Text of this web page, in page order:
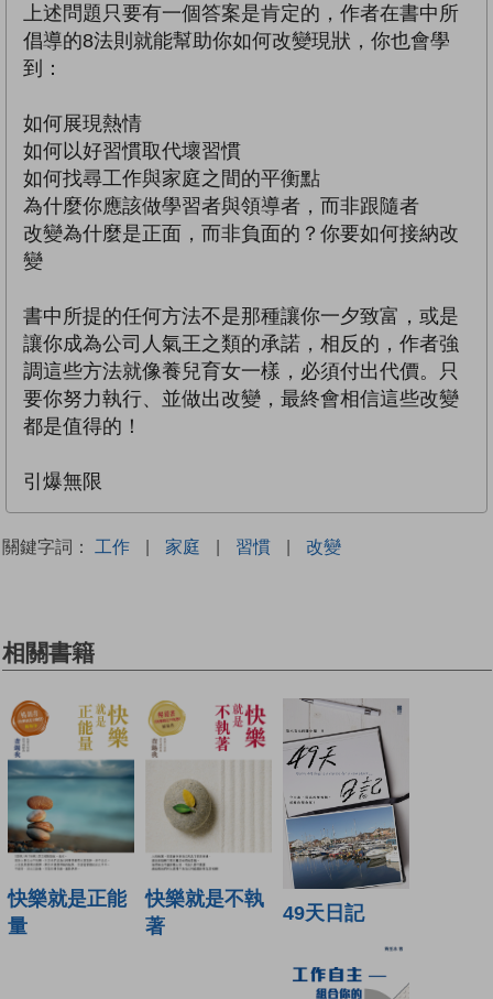
上述問題只要有一個答案是肯定的，作者在書中所
倡導的8法則就能幫助你如何改變現狀，你也會學
到：
如何展現熱情
如何以好習慣取代壞習慣
如何找尋工作與家庭之間的平衡點
為什麼你應該做學習者與領導者，而非跟隨者
改變為什麼是正面，而非負面的？你要如何接納改
變
書中所提的任何方法不是那種讓你一夕致富，或是
讓你成為公司人氣王之類的承諾，相反的，作者強
調這些方法就像養兒育女一樣，必須付出代價。只
要你努力執行、並做出改變，最終會相信這些改變
都是值得的！
引爆無限
關鍵字詞： 工作 | 家庭 | 習慣 | 改變
相關書籍
快樂就是正能
量
快樂就是不執
著
49天日記